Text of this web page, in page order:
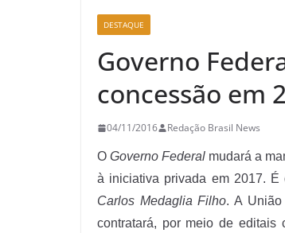
DESTAQUE
Governo
concessão em
04/11/2016 Redação Brasil News
O Governo Federal mudará a
à iniciativa privada em 2017.
Carlos Medaglia Filho. A União
contratará, por meio de editais